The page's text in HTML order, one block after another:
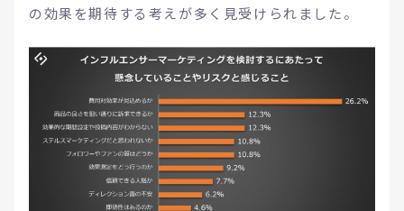
の効果を期待する考えが多く見受けられました。